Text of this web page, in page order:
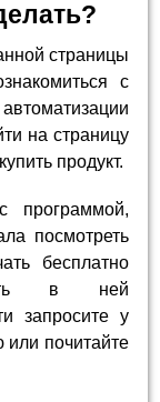
страницы
с
на страницу
продукт.
программой,
посмотреть
бесплатно
в ней
запросите у
или почитайте